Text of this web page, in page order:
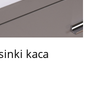
kaca